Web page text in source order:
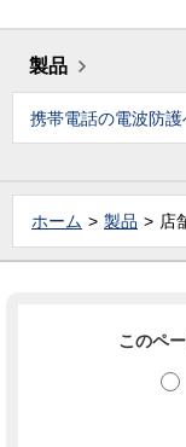
製品
携帯電話の電波防
ホーム 製品 店
このペ